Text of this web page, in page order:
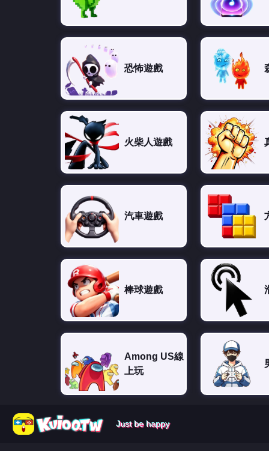
恐怖遊戲
火柴人遊戲
汽車遊戲
棒球遊戲
Among US線
上玩
Just be happy
Just be happy
Just be happy